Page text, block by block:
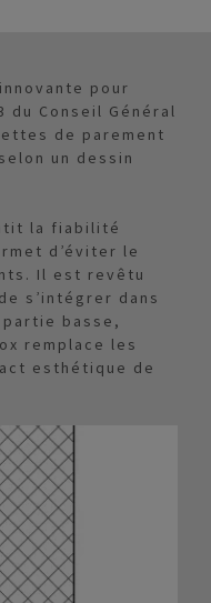
pour
du Conseil Général
de parement
un dessin
la fiabilité
d’éviter le
Il est revêtu
s’intégrer dans
partie basse,
remplace les
esthétique de